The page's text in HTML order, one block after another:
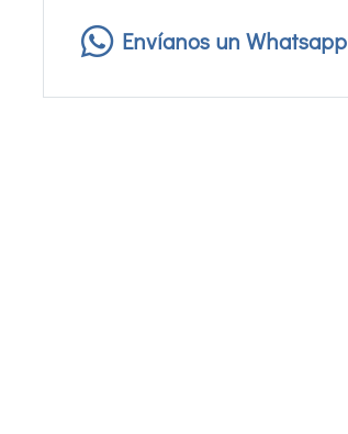
Envíanos un Whatsapp